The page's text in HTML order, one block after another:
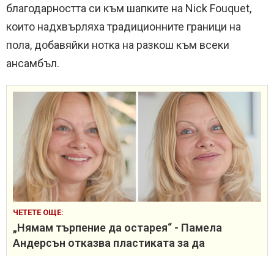
благодарността си към шапките на Nick Fouquet,
които надхвърляха традиционните граници на
пола, добавяйки нотка на разкош към всеки
ансамбъл.
ЧЕТЕТЕ ОЩЕ:
„Нямам търпение да остарея“ - Памела
Андерсън отказва пластиката за да